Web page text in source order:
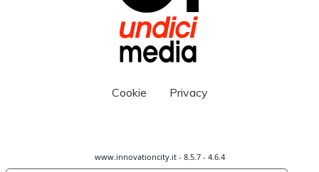
Cookie Privacy
www.innovationcity.it - 8.5.7 - 4.6.4